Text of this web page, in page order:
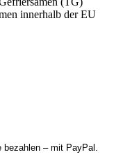
innerhalb der EU